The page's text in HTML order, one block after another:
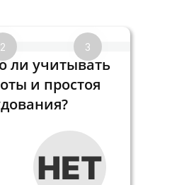
2 3
ли учитывать
и простоя